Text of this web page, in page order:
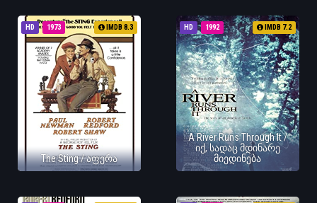
HD 1973 IMDB 8.3
The Sting / აფერა
HD 1992 IMDB 7.2
A River Runs Through It /
იქ, სადაც მდინარე
მიედინება